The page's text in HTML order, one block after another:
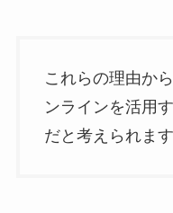
これらの理由か
ンラインを活用
だと考えられます